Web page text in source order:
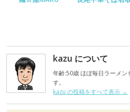
kazu について
年齢:50歳 ほぼ毎日ラーメ
す。
kazu の投稿をすべて表示 →